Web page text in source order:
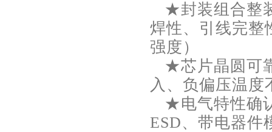
★封装组合整
焊性、引线完整
强度）
★芯片晶圆可
入、负偏压温度
★电气特性确
ESD、带电器件